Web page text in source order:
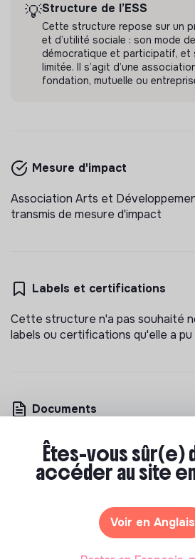
💡Structure de l’ESS
Cette structure repose sur un
et d’utilité sociale : son mode
démocratique et participatif, et
limitée. Il s’agit d’une
fondation, mutuelle ou
Mesure d'impact
Association Arts et
transmis de mesure d'impact
Labels et certifications
Cette structure n'a pas souhaité
labels ou certifications qu'elle a pu
Documents
N'a pas encore communiqué de
transparence
Êtes-vous sûr(e)
accéder au site
Voir en Anglais